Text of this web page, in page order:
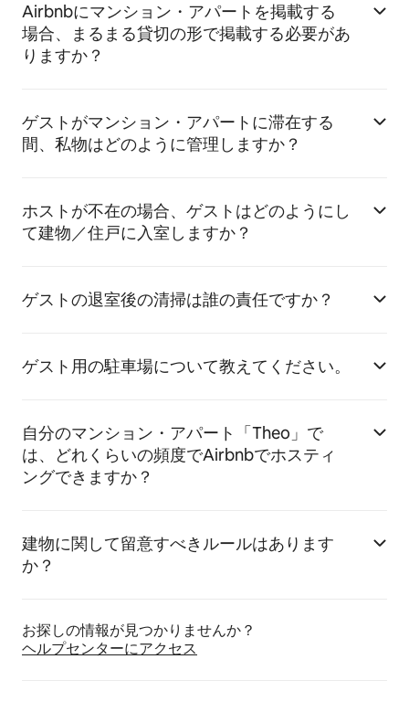
Airbnbにマンション・アパートを掲載する
場合、まるまる貸切の形で掲載する必要があ
りますか？
ゲストがマンション・アパートに滞在する
間、私物はどのように管理しますか？
ホストが不在の場合、ゲストはどのようにし
て建物／住戸に入室しますか？
ゲストの退室後の清掃は誰の責任ですか？
ゲスト用の駐車場について教えてください。
自分のマンション・アパート「Theo」で
は、どれくらいの頻度でAirbnbでホスティ
ングできますか？
建物に関して留意すべきルールはあります
か？
お探しの情報が見つかりませんか？
ヘルプセンターにア⁠ク⁠セ⁠ス